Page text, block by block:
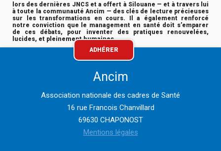
lors des dernières JNCS et a offert à Silouane — et à travers lui
à toute la communauté Ancim — des clés de lecture précieuses
sur les transformations en cours. Il a également renforcé
notre conviction que le management en santé doit s’emparer
de ces débats, pour inventer des pratiques renouvelées,
lucides, et pleinement humaines.
ADHÉRER
Ancim
Association nationale des cadres de Santé
16 rue Francois Chanvillard
69630 CHAPONOST
Mentions légales